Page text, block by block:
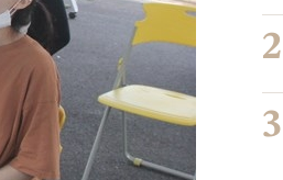
2
3